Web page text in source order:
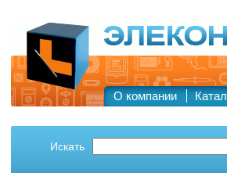
О компании
Искать